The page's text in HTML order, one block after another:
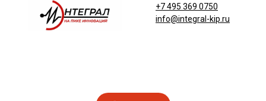
+7 495 369 0750
info@integral-kip.ru